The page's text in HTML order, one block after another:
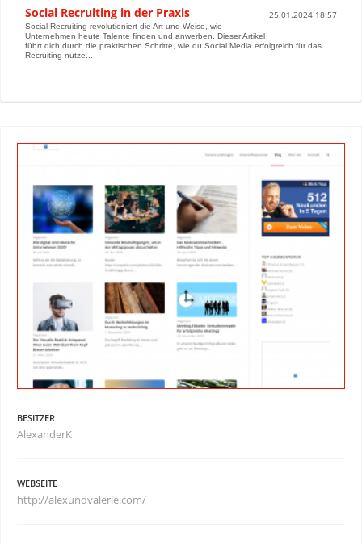
Social Recruiting in der Praxis
25.01.2024 18:57
Social Recruiting revolutioniert die Art und Weise, wie
Unternehmen heute Talente finden und anwerben. Dieser Artikel
führt dich durch die praktischen Schritte, wie du Social Media erfolgreich für das
Recruiting nutze...
BESITZER
AlexanderK
WEBSEITE
http://alexundvalerie.com/